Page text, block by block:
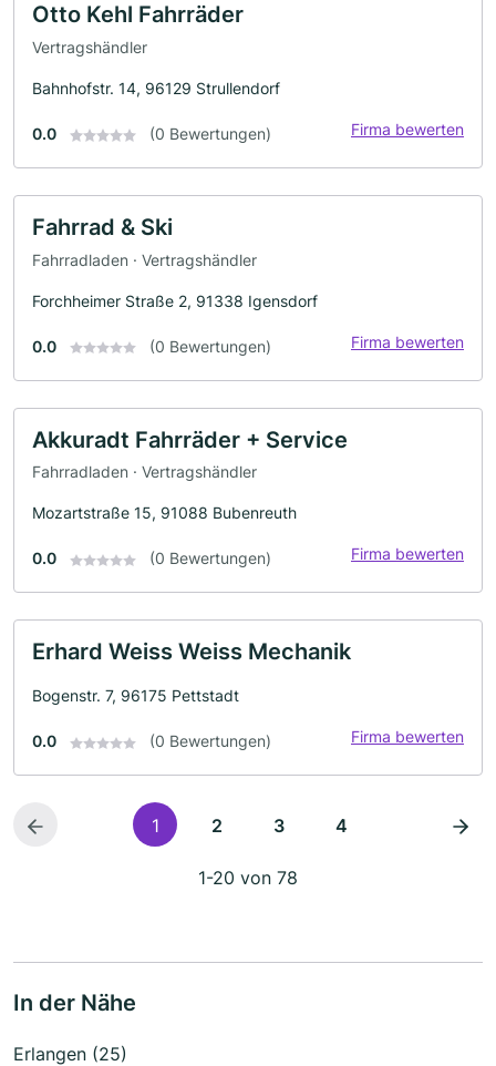
Otto Kehl Fahrräder
Vertragshändler
Bahnhofstr. 14, 96129 Strullendorf
0.0 (0 Bewertungen) Firma bewerten
Fahrrad & Ski
Fahrradladen · Vertragshändler
Forchheimer Straße 2, 91338 Igensdorf
0.0 (0 Bewertungen) Firma bewerten
Akkuradt Fahrräder + Service
Fahrradladen · Vertragshändler
Mozartstraße 15, 91088 Bubenreuth
0.0 (0 Bewertungen) Firma bewerten
Erhard Weiss Weiss Mechanik
Bogenstr. 7, 96175 Pettstadt
0.0 (0 Bewertungen) Firma bewerten
1 2 3 4
1-20 von 78
In der Nähe
Erlangen (25)